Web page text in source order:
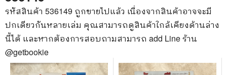
รหัสสินค้า 536149 ถูกขายไปแล้ว เนื่องจากสินค้าอาจจะมี
ปกเดียวกันหลายเล่ม คุณสามารถดูสินค้าใกล้เคียงด้านล่าง
นี้ได้ และหากต้องการสอบถามสามารถ add Line ร้าน
@getbookie
หนังสือทั้งหมด
stars สินค้าใช้เฉพาะแต้มเท่านั้น
📚 หนังสือทั่วไป
🦄 วรรณกรรม นิยาย เรื่องสั้น